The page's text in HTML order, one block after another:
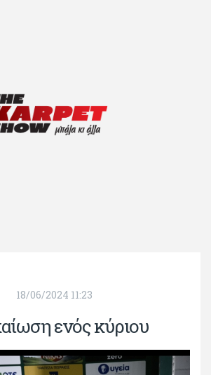
18/06/2024 11:23
ενός κύριου